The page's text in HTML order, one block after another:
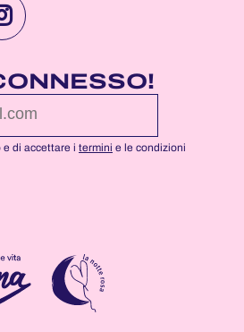
VISITA
PAGINA
INSTAGRAM
DI
NOTTEROSA
e di accettare i termini e le condizioni